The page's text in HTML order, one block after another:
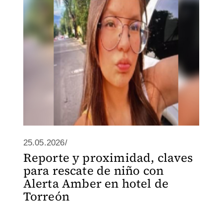
25.05.2026/
Reporte y proximidad, claves
para rescate de niño con
Alerta Amber en hotel de
Torreón